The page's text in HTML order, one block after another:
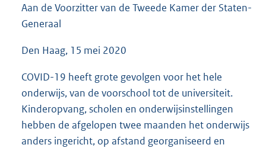
Aan de Voorzitter van de Tweede Kamer der Staten-
Generaal
Den Haag, 15 mei 2020
COVID-19 heeft grote gevolgen voor het hele
onderwijs, van de voorschool tot de universiteit.
Kinderopvang, scholen en onderwijsinstellingen
hebben de afgelopen twee maanden het onderwijs
anders ingericht, op afstand georganiseerd en